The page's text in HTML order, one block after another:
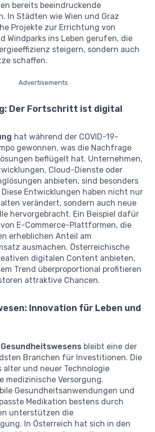
bereits beeindruckende
In Städten wie Wien und Graz
Projekte zur Errichtung von
Windparks ins Leben gerufen, die
steigern, sondern auch
schaffen.
Advertisements
Der Fortschritt ist digital
hat während der COVID-19-
gewonnen, was die Nachfrage
beflügelt hat. Unternehmen,
Cloud-Dienste oder
anbieten, sind besonders
Entwicklungen haben nicht nur
verändert, sondern auch neue
hervorgebracht. Ein Beispiel dafür
E-Commerce-Plattformen, die
erheblichen Anteil am
ausmachen. Österreichische
digitalen Content anbieten,
Trend überproportional profitieren
attraktive Chancen.
Innovation für Leben und
Gesundheitswesens bleibt eine der
Branchen für Investitionen. Die
alter und neuer Technologie
medizinische Versorgung.
Gesundheitsanwendungen und
Medikation bestens durch
unterstützen die
In Österreich hat sich in den